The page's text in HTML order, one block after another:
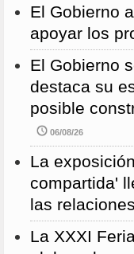
El Gobierno
apoyar los
El Gobierno
destaca su
posible
06/08/26
La
compartida'
las
La XXXI